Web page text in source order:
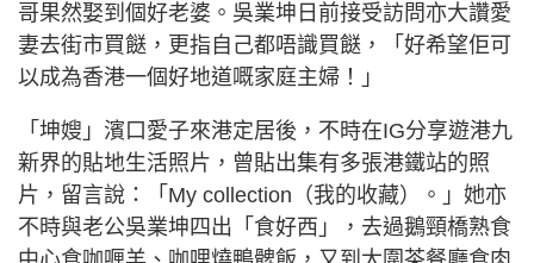
哥果然娶到個好老婆。吳業坤日前接受訪問亦大讚愛
妻去街市買餸，更指自己都唔識買餸，「好希望佢可
以成為香港一個好地道嘅家庭主婦！」
「坤嫂」濱口愛子來港定居後，不時在IG分享遊港九
新界的貼地生活照片，曾貼出集有多張港鐵站的照
片，留言說：「My collection（我的收藏）。」她亦
不時與老公吳業坤四出「食好西」，去過鵝頸橋熟食